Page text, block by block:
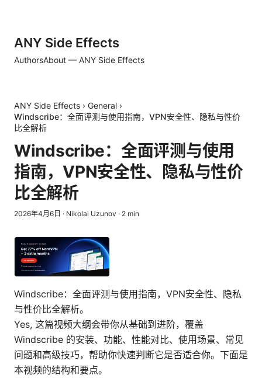
ANY Side Effects
AuthorsAbout — ANY Side Effects
ANY Side Effects › General ›
Windscribe：全面评测与使用指南，VPN安全性、隐私与性价
比全解析
Windscribe：全面评测与使用
指南，VPN安全性、隐私与性价
比全解析
2026年4月6日 · Nikolai Uzunov · 2 min
Windscribe：全面评测与使用指南，VPN安全性、隐私
与性价比全解析。
Yes, 这篇视频大纲会带你从基础到进阶，覆盖
Windscribe 的安装、功能、性能对比、使用场景、常见
问题和高级技巧，帮助你快速判断它是否适合你。下面是
本视频的结构和要点。